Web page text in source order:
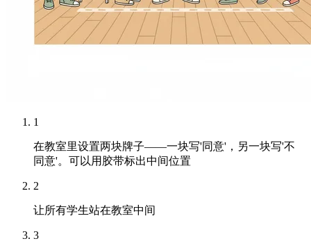
1
在教室里设置两块牌子——一块写'同意'，另一块写'不
同意'。可以用胶带标出中间位置
2
让所有学生站在教室中间
3